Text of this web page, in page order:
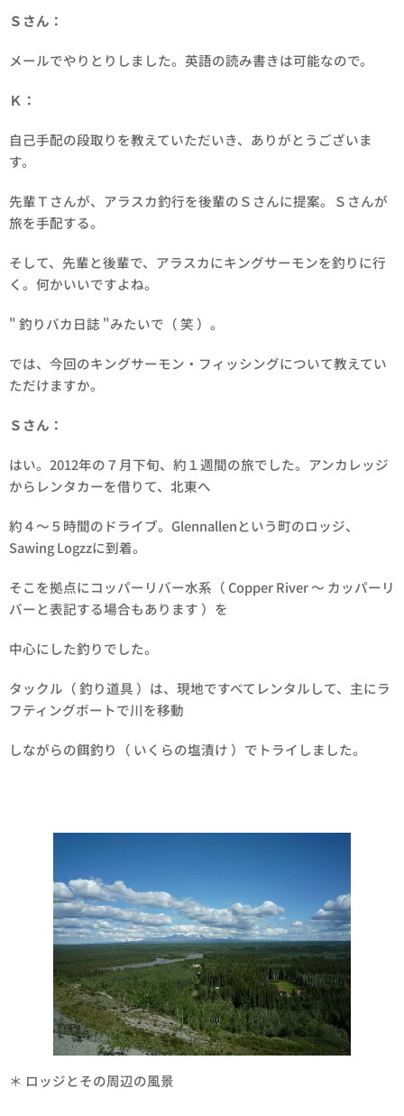
Ｓさん：
メールでやりとりしました。英語の読み書きは可能なので。
Ｋ：
自己手配の段取りを教えていただいき、ありがとうございま
す。
先輩Ｔさんが、アラスカ釣行を後輩のＳさんに提案。Ｓさんが
旅を手配する。
そして、先輩と後輩で、アラスカにキングサーモンを釣りに行
く。何かいいですよね。
" 釣りバカ日誌 "みたいで（ 笑 ）。
では、今回のキングサーモン・フィッシングについて教えてい
ただけますか。
Ｓさん：
はい。2012年の７月下旬、約１週間の旅でした。アンカレッジ
からレンタカーを借りて、北東へ
約４～５時間のドライブ。Glennallenという町のロッジ、
Sawing Logzzに到着。
そこを拠点にコッパーリバー水系（ Copper River ～ カッパーリ
バーと表記する場合もあります ）を
中心にした釣りでした。
タックル（ 釣り道具 ）は、現地ですべてレンタルして、主にラ
フティングボートで川を移動
しながらの餌釣り（ いくらの塩漬け ）でトライしました。
＊ ロッジとその周辺の風景